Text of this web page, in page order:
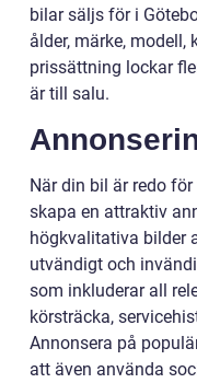
bilar säljs för i
ålder, märke, modell,
prissättning lockar
är till salu.
När din bil är redo
skapa en attraktiv
högkvalitativa bilder
utvändigt och
som inkluderar all
körsträcka,
Annonsera på
att även använda